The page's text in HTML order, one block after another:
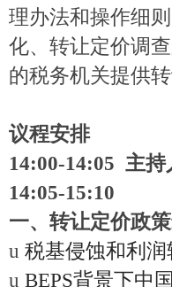
理办法和操作细
化、转让定价调
的税务机关提供
议程安排
14:00-14:05 主持
14:05-15:10
一、转让定价政
u 税基侵蚀和利润
u BEPS背景下中